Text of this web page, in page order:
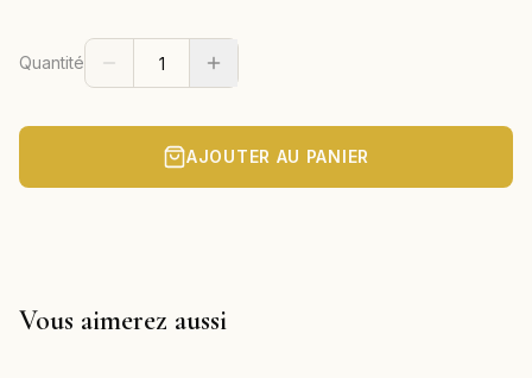
Quantité
AJOUTER AU PANIER
Vous aimerez aussi